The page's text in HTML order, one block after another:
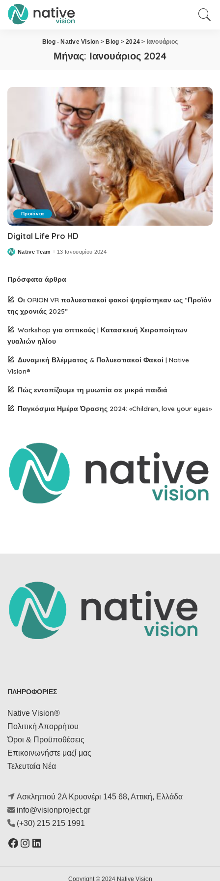
Blog - Native Vision > Blog >2024 > Ιανουάριος
Μήνας: Ιανουάριος 2024
Προϊόντα
Digital Life Pro HD
PostedNative Team 13 Ιανουαρίου 2024
Πρόσφατα άρθρα
Οι ORION VR πολυεστιακοί φακοί ψηφίστηκαν ως “Προϊόν
της χρονιάς 2025”
Workshop για οπτικούς | Κατασκευή Χειροποίητων
γυαλιών ηλίου
Δυναμική Βλέμματος & Πολυεστιακοί Φακοί | Native
Vision®
Πώς εντοπίζουμε τη μυωπία σε μικρά παιδιά
Παγκόσμια Ημέρα Όρασης 2024: «Children, love your eyes»
ΠΛΗΡΟΦΟΡΙΕΣ
Native Vision®
Πολιτική Απορρήτου
Όροι & Προϋποθέσεις
Επικοινωνήστε μαζί μας
Τελευταία Νέα
Ασκληπιού 2Α Κρυονέρι 145 68, Αττική, Ελλάδα
info@visionproject.gr
(+30) 215 215 1991
Facebook
Instagram
Linkedin
Copyright © 2024 Native Vision